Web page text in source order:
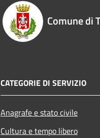
Comune di
CATEGORIE DI SERVIZIO
Anagrafe e stato civile
Cultura e tempo libero